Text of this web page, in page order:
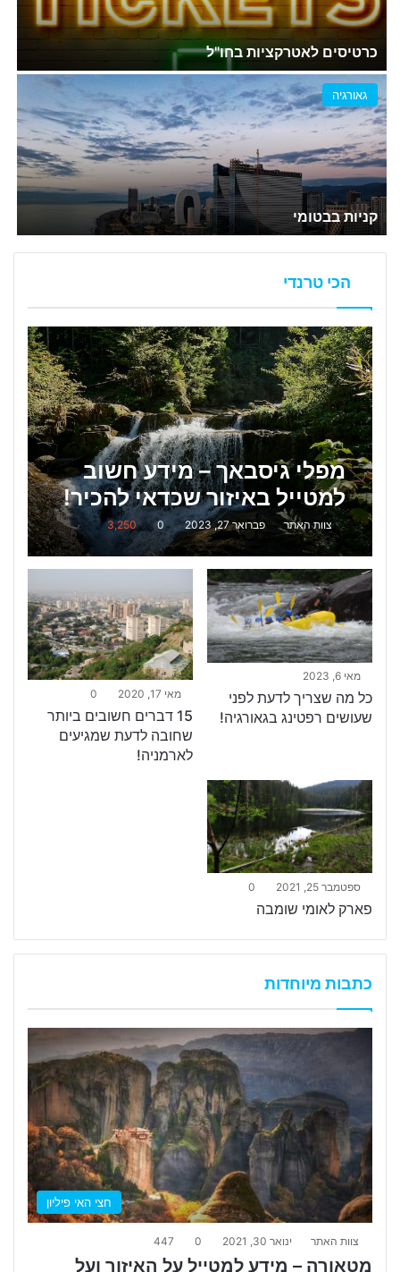
כרטיסים לאטרקציות בחו"ל
גאורגיה
קניות בבטומי
הכי טרנדי
מפלי גיסבאך – מידע חשוב
למטייל באיזור שכדאי להכיר!
צוות האתר פברואר 27, 2023 0
3,250
מאי 6, 2023
כל מה שצריך לדעת לפני
שעושים רפטינג בגאורגיה!
מאי 17, 2020 0
15 דברים חשובים ביותר
שחובה לדעת שמגיעים
לארמניה!
ספטמבר 25, 2021 0
פארק לאומי שומבה
כתבות מיוחדות
חצי האי פיליון
צוות האתר ינואר 30, 2021 0
447
מטאורה – מידע למטייל על האיזור ועל